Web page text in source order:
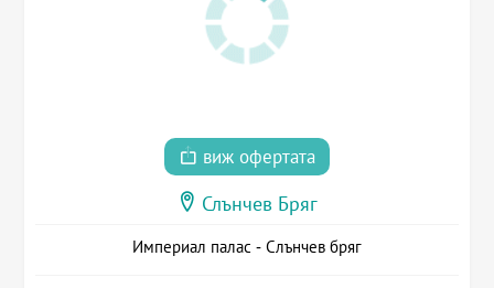
виж офертата
Слънчев Бряг
Империал палас - Слънчев бряг